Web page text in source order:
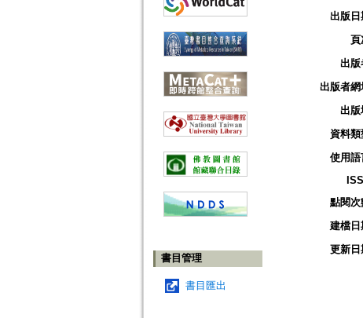
書目管理
書目匯出
出版日
頁
出版
出版者網
出版
資料類
使用語
點閱次
建檔日
更新日